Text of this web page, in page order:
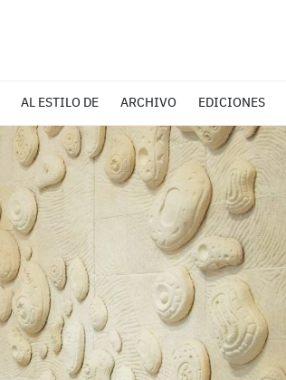
AL ESTILO DE ARCHIVO EDICIONES